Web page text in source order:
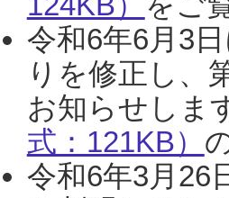
令和6年6月3
りを修正し、
お知らせしま
式：121KB）
令和6年3月26